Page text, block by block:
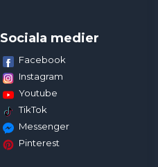
Sociala medier
Facebook
Instagram
Youtube
TikTok
Messenger
Pinterest